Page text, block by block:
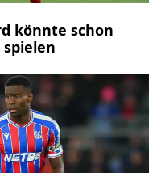
könnte schon